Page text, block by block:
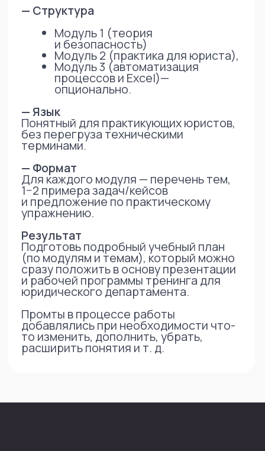
к цифровым инструментам
за счет понятного,
практического формата
обучения;
экономии времени руководителя
юрдепа на методическом
оформлении курса: ИИ помогает
со структурой и формулировками,
а эксперт заполняет
содержанием и кейсами из своей
практики.
Обсудим как ИИ можно
использовать у Вас?
ИИ ускоряет работу юристов,
освобождая время для экспертных
решений и роста бизнеса